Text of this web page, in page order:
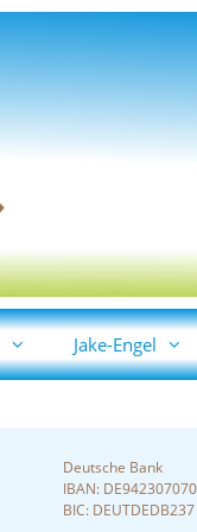
Jake-Engel
Deutsche Bank
IBAN:
BIC: DEUTDEDB237